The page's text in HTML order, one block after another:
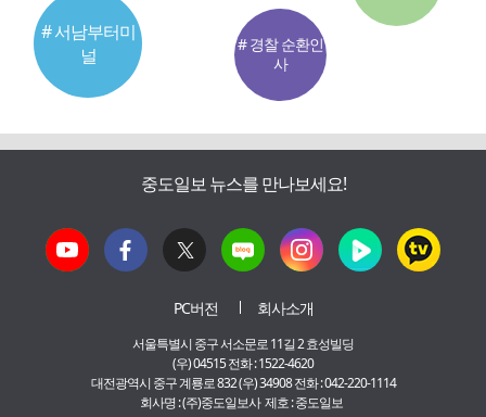
# 서남부터미
널
# 경찰 순환인
사
중도일보 뉴스를 만나보세요!
PC버전 회사소개
서울특별시 중구 서소문로 11길 2 효성빌딩
(우) 04515 전화 : 1522-4620
대전광역시 중구 계룡로 832 (우) 34908 전화 : 042-220-1114
회사명 : (주)중도일보사 제호 : 중도일보